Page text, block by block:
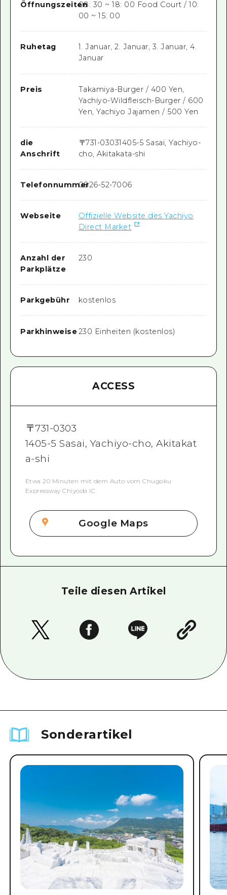
Öffnungszeiten08: 30 ~ 18: 00 Food Court / 10:
00 ~ 15: 00
Ruhetag
1. Januar, 2. Januar, 3. Januar, 4.
Januar
Preis
Takamiya-Burger / 400 Yen,
Yachiyo-Wildfleisch-Burger / 600
Yen, Yachiyo Jajamen / 500 Yen
die
Anschrift
〒731-03031405-5 Sasai, Yachiyo-
cho, Akitakata-shi
Telefonnummer0826-52-7006
Webseite
Offizielle Website des Yachiyo
Direct Market
Anzahl der
Parkplätze
230
Parkgebühr kostenlos
Parkhinweise230 Einheiten (kostenlos)
ACCESS
〒731-0303
1405-5 Sasai, Yachiyo-cho, Akitakat
a-shi
Etwa 20 Minuten mit dem Auto vom Chugoku
Expressway Chiyoda IC
Google Maps
Teile diesen Artikel
Sonderartikel